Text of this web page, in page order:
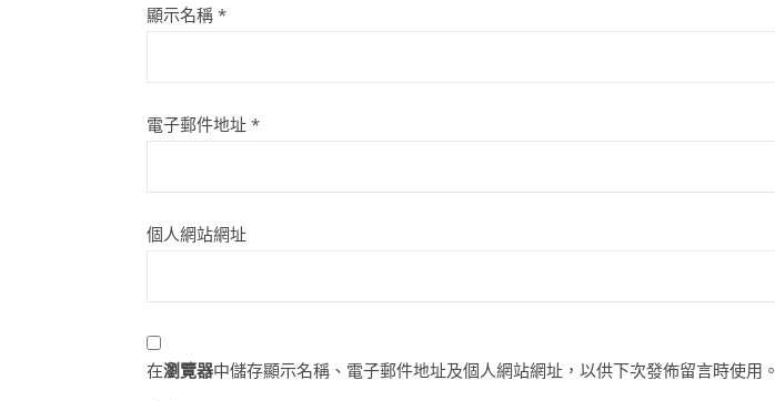
顯示名稱 *
電子郵件地址 *
個人網站網址
在瀏覽器中儲存顯示名稱、電子郵件地址及個人網站網址，以供下次發佈留言時使用。